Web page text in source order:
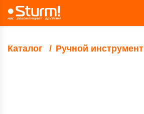
Каталог Ручной инструмент